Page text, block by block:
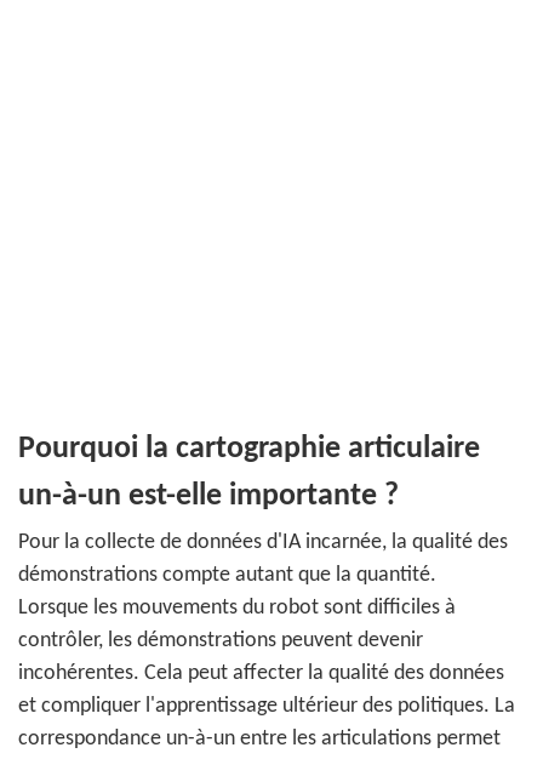
Pourquoi la cartographie articulaire
un-à-un est-elle importante ?
Pour la collecte de données d'IA incarnée, la qualité des
démonstrations compte autant que la quantité.
Lorsque les mouvements du robot sont difficiles à
contrôler, les démonstrations peuvent devenir
incohérentes. Cela peut affecter la qualité des données
et compliquer l'apprentissage ultérieur des politiques. La
correspondance un-à-un entre les articulations permet